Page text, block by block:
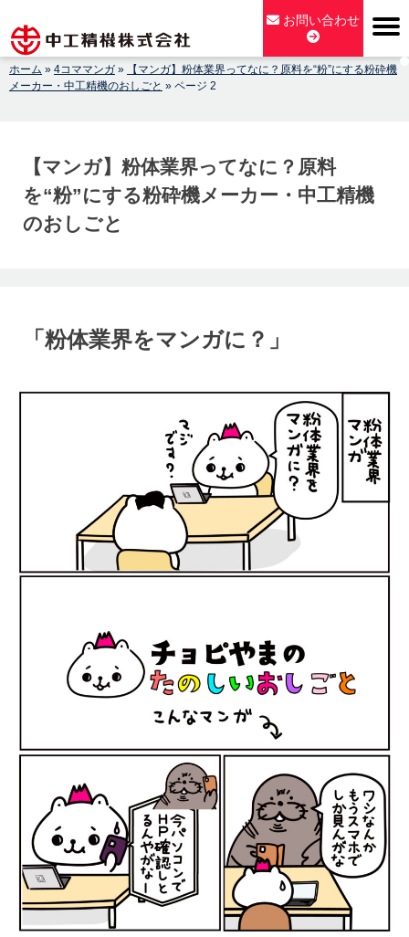
content
【公式】中工精機株式会社-創業100年の粉砕機製造パイオニア
お問い合わせ
ホーム » 4コママンガ »
【マンガ】粉体業界ってなに？原料を“粉”にする粉砕機
メーカー・中工精機のおしごと » ページ 2
【マンガ】粉体業界ってなに？原料
を“粉”にする粉砕機メーカー・中工精機
のおしごと
「粉体業界をマンガに？」